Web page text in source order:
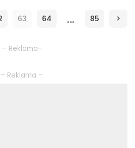
63 64 … 85
– Reklama-
– Reklama –